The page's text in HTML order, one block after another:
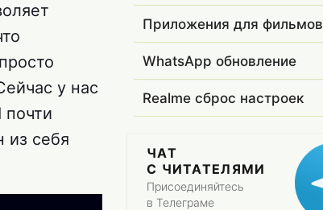
у нас
почти
из себя
Приложения для фильмов
WhatsApp обновление
Realme сброс настроек
ЧАТ
С ЧИТАТЕЛЯМИ
Присоединяйтесь
в Телеграме